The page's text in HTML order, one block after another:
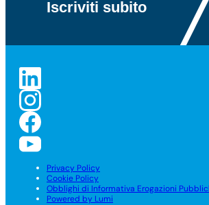
Privacy Policy
Cookie Policy
Obblighi di Informativa Erogazioni
Powered by Lumi